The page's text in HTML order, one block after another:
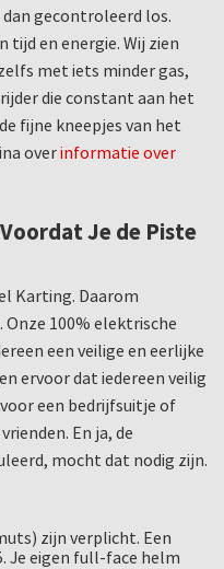
gecontroleerd los.
en energie. Wij zien
met iets minder gas,
die constant aan het
fijne kneepjes van het
overinformatie over
Je de Piste
Karting. Daarom
100% elektrische
een veilige en eerlijke
ervoor dat iedereen veilig
een bedrijfsuitje of
En ja, de
mocht dat nodig zijn.
zijn verplicht. Een
Je eigen full-face helm